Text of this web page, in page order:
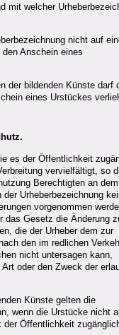
mit welcher
nicht auf
Anschein eines
der bildenden Künste darf
eines Urstückes
es der Öffentlichkeit
vervielfältigt, so
Berechtigten an dem
Urheberbezeichnung
vorgenommen
das Gesetz die Änderung
die der Urheber dem zur
den im redlichen
nicht untersagen kann,
oder den Zweck der
Künste gelten die
wenn die Urstücke nicht
der Öffentlichkeit